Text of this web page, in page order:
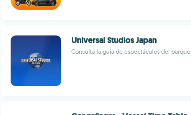
Universal Studios Japan
Consulta la guía de espectáculos del parque